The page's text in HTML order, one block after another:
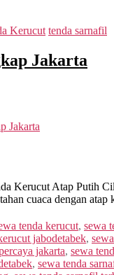
Kerucut tenda sarnafil
Jakarta
Jakarta
Kerucut Atap Putih
cuaca dengan
tenda kerucut, sewa
jabodetabek,
jakarta, sewa
, sewa tenda